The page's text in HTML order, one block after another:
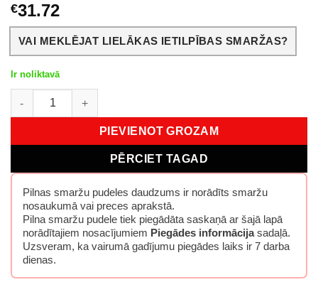
€31.72
VAI MEKLĒJAT LIELĀKAS IETILPĪBAS SMARŽAS?
Ir noliktavā
Armaf Odyssey Spectra Rainbow Edition EDP 100 ml daudzums
PIEVIENOT GROZAM
PĒRCIET TAGAD
Pilnas smaržu pudeles daudzums ir norādīts smaržu
nosaukumā vai preces aprakstā.
Pilna smaržu pudele tiek piegādāta saskaņā ar šajā lapā
norādītajiem nosacījumiem Piegādes informācijasadaļā.
Uzsveram, ka vairumā gadījumu piegādes laiks ir 7 darba
dienas.